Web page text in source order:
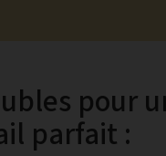
pour
parfait :